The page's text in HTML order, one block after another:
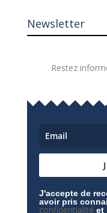
Newsletter
Restez
J'accepte de
avoir pris
confidentialité et